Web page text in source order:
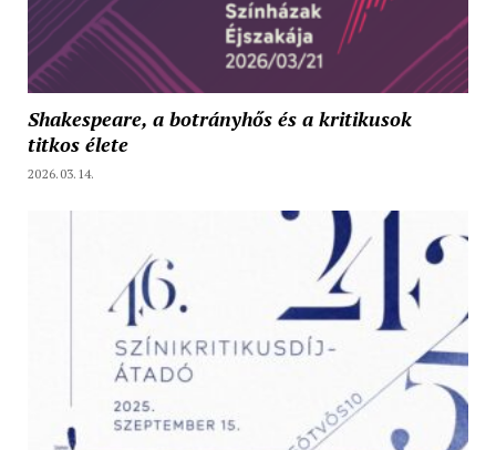
Shakespeare, a botrányhős és a kritikusok
titkos élete
2026.03.14.